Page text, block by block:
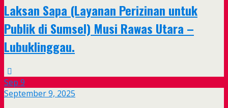
Laksan Sapa (Layanan Perizinan untuk
Publik di Sumsel) Musi Rawas Utara –
Lubuklinggau.
Sep 9
September 9, 2025